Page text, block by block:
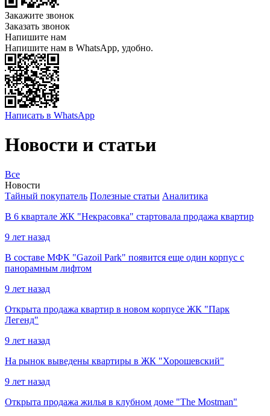
Закажите звонок
Заказать звонок
Напишите нам
Напишите нам в WhatsApp, удобно.
Написать в WhatsApp
Новости и статьи
Все
Новости
Тайный покупатель Полезные статьи Аналитика
В 6 квартале ЖК "Некрасовка" стартовала продажа квартир
9 лет назад
В составе МФК "Gazoil Park" появится еще один корпус с
панорамным лифтом
9 лет назад
Открыта продажа квартир в новом корпусе ЖК "Парк
Легенд"
9 лет назад
На рынок выведены квартиры в ЖК "Хорошевский"
9 лет назад
Открыта продажа жилья в клубном доме "The Mostman"